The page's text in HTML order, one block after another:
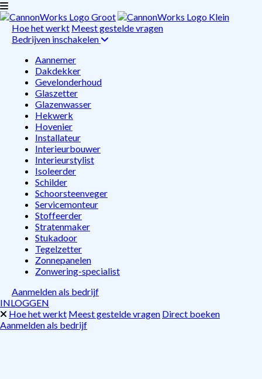
Hoe het werkt Meest gestelde vragen
Bedrijven inschakelen
Aannemer
Dakdekker
Gevelonderhoud
Glaszetter
Glazenwasser
Hekwerk
Hovenier
Installateur
Interieurbouwer
Interieurstylist
Isoleerder
Schilder
Schoorsteenveger
Servicemonteur
Stoffeerder
Stratenmaker
Stukadoor
Tegelzetter
Zonnepanelen
Zonwering-specialist
Aanmelden als bedrijf
INLOGGEN
Hoe het werkt Meest gestelde vragen Direct boeken
Aanmelden als bedrijf